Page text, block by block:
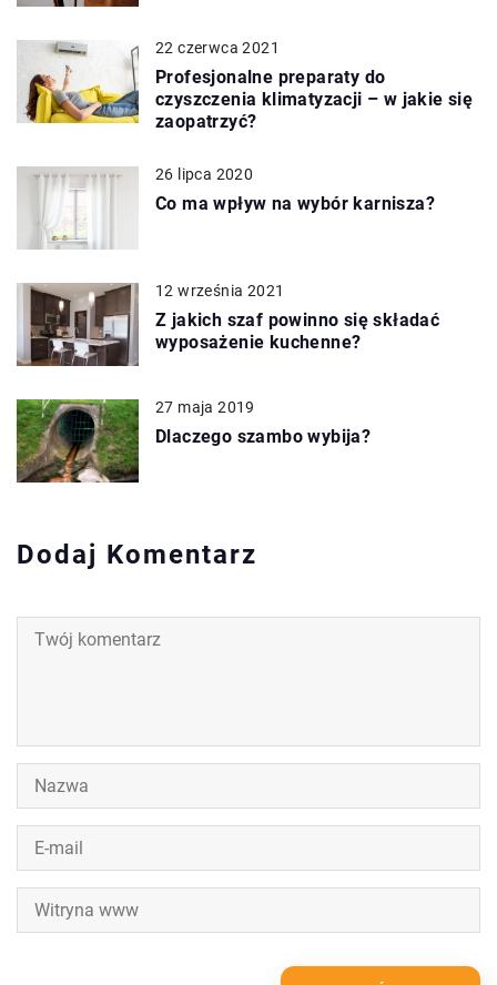
22 czerwca 2021
Profesjonalne preparaty do
czyszczenia klimatyzacji – w jakie się
zaopatrzyć?
26 lipca 2020
Co ma wpływ na wybór karnisza?
12 września 2021
Z jakich szaf powinno się składać
wyposażenie kuchenne?
27 maja 2019
Dlaczego szambo wybija?
Dodaj Komentarz